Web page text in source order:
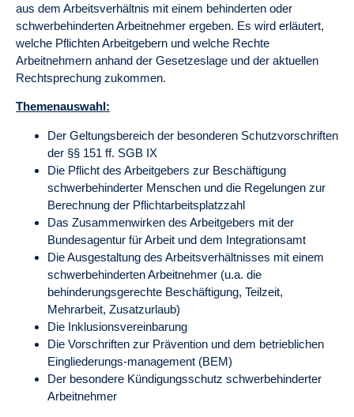
aus dem Arbeitsverhältnis mit einem behinderten oder
schwerbehinderten Arbeitnehmer ergeben. Es wird erläutert,
welche Pflichten Arbeitgebern und welche Rechte
Arbeitnehmern anhand der Gesetzeslage und der aktuellen
Rechtsprechung zukommen.
Themenauswahl:
Der Geltungsbereich der besonderen Schutzvorschriften
der §§ 151 ff. SGB IX
Die Pflicht des Arbeitgebers zur Beschäftigung
schwerbehinderter Menschen und die Regelungen zur
Berechnung der Pflichtarbeitsplatzzahl
Das Zusammenwirken des Arbeitgebers mit der
Bundesagentur für Arbeit und dem Integrationsamt
Die Ausgestaltung des Arbeitsverhältnisses mit einem
schwerbehinderten Arbeitnehmer (u.a. die
behinderungsgerechte Beschäftigung, Teilzeit,
Mehrarbeit, Zusatzurlaub)
Die Inklusionsvereinbarung
Die Vorschriften zur Prävention und dem betrieblichen
Eingliederungs-management (BEM)
Der besondere Kündigungsschutz schwerbehinderter
Arbeitnehmer